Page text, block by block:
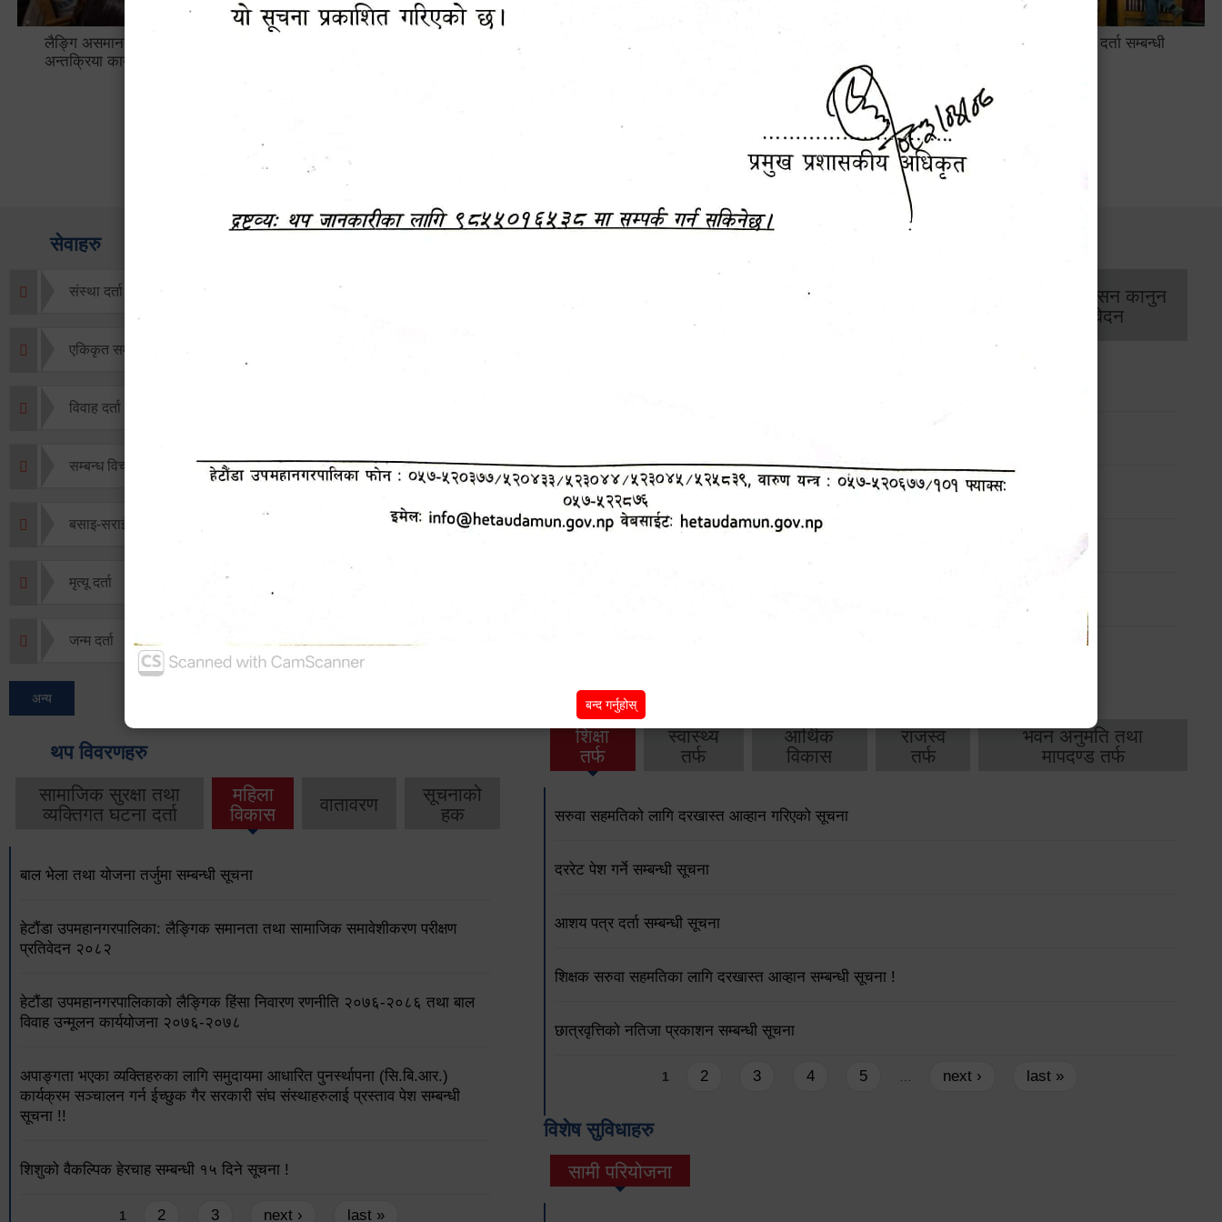
लैङ्गि असमानताका विबिध पक्षहरु विषयक
अन्तक्रिया कार्यक्रम
सामाजिक सुरक्षा तथा घटना दर्ता सम्बन्धी
सेवाहरु
संस्था दर्ता सिफारिस
एकिकृत सम्पत्ति कर/घर जग्गा कर
विवाह दर्ता
सम्बन्ध विच्छेद दर्ता
बसाइ-सराई जाने/आउने दर्ता
मृत्यू दर्ता
जन्म दर्ता
अन्य
थप विवरणहरु
सामाजिक सुरक्षा तथा
व्यक्तिगत घटना दर्ता
महिला
विकास
वातावरण
सूचनाको
हक
बाल भेला तथा योजना तर्जुमा सम्बन्धी सूचना
हेटौंडा उपमहानगरपालिका: लैङ्गिक समानता तथा सामाजिक समावेशीकरण परीक्षण
प्रतिवेदन २०८२
हेटौंडा उपमहानगरपालिकाको लैङ्गिक हिंसा निवारण रणनीति २०७६-२०८६ तथा बाल
विवाह उन्मूलन कार्ययोजना २०७६-२०७८
अपाङ्गता भएका व्यक्तिहरुका लागि समुदायमा आधारित पुनर्स्थापना (सि.बि.आर.)
कार्यक्रम सञ्चालन गर्न ईच्छुक गैर सरकारी संघ संस्थाहरुलाई प्रस्ताव पेश सम्बन्धी
सूचना !!
शिशुको वैकल्पिक हेरचाह सम्बन्धी १५ दिने सूचना !
1 2 3 next › last »
आर्थिक प्रशासन कानुन
/ प्रतिवेदन
आ.व. २०८१/०८२ को वार्षिक बजेट, नीति तथा कार्यक्रम
अन्य विवरणहरु
शिक्षा
तर्फ
स्वास्थ्य
तर्फ
आर्थिक
विकास
राजस्व
तर्फ
भवन अनुमति तथा
मापदण्ड तर्फ
सरुवा सहमतिको लागि दरखास्त आव्हान गरिएको सूचना
दररेट पेश गर्ने सम्बन्धी सूचना
आशय पत्र दर्ता सम्बन्धी सूचना
शिक्षक सरुवा सहमतिका लागि दरखास्त आव्हान सम्बन्धी सूचना !
छात्रवृत्तिको नतिजा प्रकाशन सम्बन्धी सूचना
1 2 3 4 5 … next › last »
विशेष सुविधाहरु
सामी परियोजना
(active tab)
बन्द गर्नुहोस्